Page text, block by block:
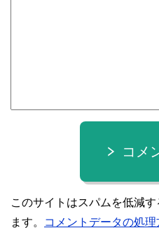
コメ
このサイトはスパムを低減
ます。
コメントデータの処